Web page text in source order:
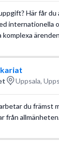
Här får du
internationella
Uppsala,
du främst
från